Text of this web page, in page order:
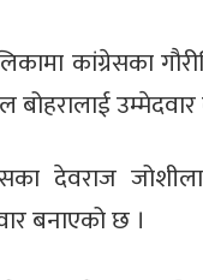
कांग्रेसका
देवराज
बनाएको छ ।